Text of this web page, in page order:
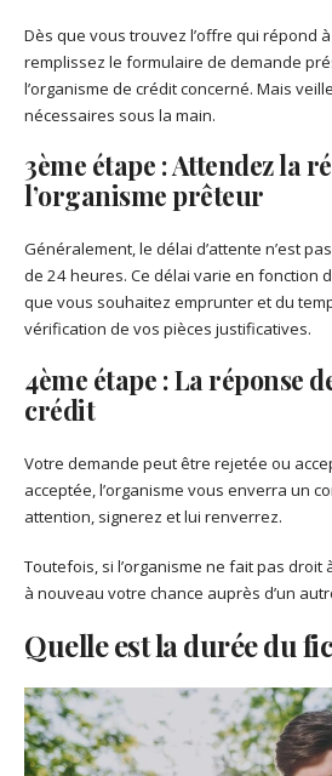
Dès que vous trouvez l’offre qui répond
remplissez le formulaire de demande
l’organisme de crédit concerné. Mais
nécessaires sous la main.
3ème étape : Attendez la
l’organisme prêteur
Généralement, le délai d’attente n’est
de 24 heures. Ce délai varie en fonction
que vous souhaitez emprunter et du
vérification de vos pièces justificatives.
4ème étape : La réponse
crédit
Votre demande peut être rejetée ou
acceptée, l’organisme vous enverra un
attention, signerez et lui renverrez.
Toutefois, si l’organisme ne fait pas
à nouveau votre chance auprès d’un
Quelle est la durée du